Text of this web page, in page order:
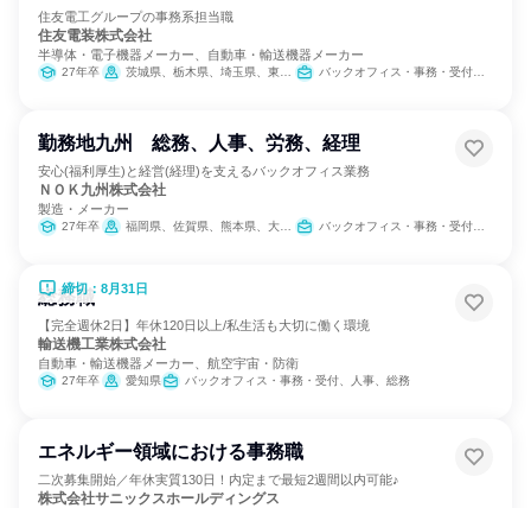
住友電工グループの事務系担当職
住友電装株式会社
半導体・電子機器メーカー、自動車・輸送機器メーカー
27年卒 茨城県、栃木県、埼玉県、東京都、神奈川県、静岡県、愛知県、三重県、広島県 バックオフィス・事務・受付、SCM/生産管理/購買/物流、経理/税務/財務、人事、総務
勤務地九州 総務、人事、労務、経理
安心(福利厚生)と経営(経理)を支えるバックオフィス業務
ＮＯＫ九州株式会社
製造・メーカー
27年卒 福岡県、佐賀県、熊本県、大分県、宮崎県 バックオフィス・事務・受付、経理/税務/財務、人事、総務、法務/知財、広報/IR、製造・生産工程
締切：8月31日
総務職
【完全週休2日】年休120日以上/私生活も大切に働く環境
輸送機工業株式会社
自動車・輸送機器メーカー、航空宇宙・防衛
27年卒 愛知県 バックオフィス・事務・受付、人事、総務
エネルギー領域における事務職
二次募集開始／年休実質130日！内定まで最短2週間以内可能♪
株式会社サニックスホールディングス